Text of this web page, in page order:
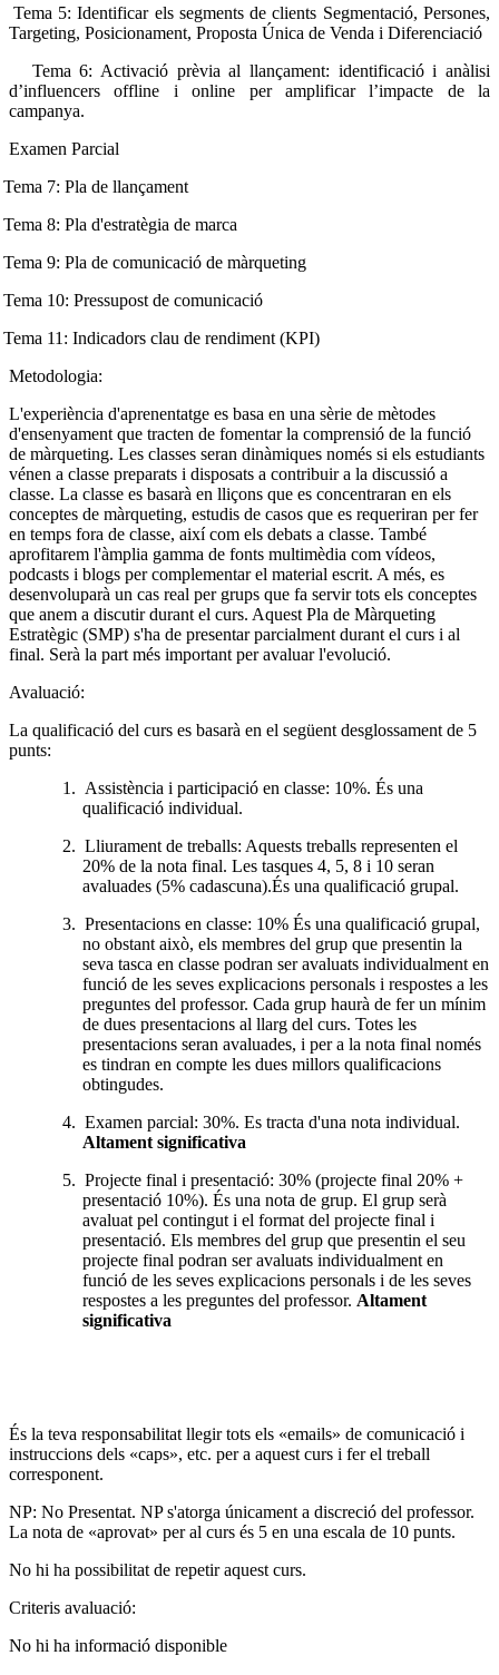
Tema 5: Identificar els segments de clients Segmentació, Persones,
Targeting, Posicionament, Proposta Única de Venda i Diferenciació
Tema 6: Activació prèvia al llançament: identificació i anàlisi
d’influencers offline i online per amplificar l’impacte de la
campanya.
Examen Parcial
Tema 7: Pla de llançament
Tema 8: Pla d'estratègia de marca
Tema 9: Pla de comunicació de màrqueting
Tema 10: Pressupost de comunicació
Tema 11: Indicadors clau de rendiment (KPI)
Metodologia:
L'experiència d'aprenentatge es basa en una sèrie de mètodes
d'ensenyament que tracten de fomentar la comprensió de la funció
de màrqueting. Les classes seran dinàmiques només si els estudiants
vénen a classe preparats i disposats a contribuir a la discussió a
classe. La classe es basarà en lliçons que es concentraran en els
conceptes de màrqueting, estudis de casos que es requeriran per fer
en temps fora de classe, així com els debats a classe. També
aprofitarem l'àmplia gamma de fonts multimèdia com vídeos,
podcasts i blogs per complementar el material escrit. A més, es
desenvoluparà un cas real per grups que fa servir tots els conceptes
que anem a discutir durant el curs. Aquest Pla de Màrqueting
Estratègic (SMP) s'ha de presentar parcialment durant el curs i al
final. Serà la part més important per avaluar l'evolució.
Avaluació:
La qualificació del curs es basarà en el següent desglossament de 5
punts:
1. Assistència i participació en classe: 10%. És una
qualificació individual.
2. Lliurament de treballs: Aquests treballs representen el
20% de la nota final. Les tasques 4, 5, 8 i 10 seran
avaluades (5% cadascuna).És una qualificació grupal.
3. Presentacions en classe: 10% És una qualificació grupal,
no obstant això, els membres del grup que presentin la
seva tasca en classe podran ser avaluats individualment en
funció de les seves explicacions personals i respostes a les
preguntes del professor. Cada grup haurà de fer un mínim
de dues presentacions al llarg del curs. Totes les
presentacions seran avaluades, i per a la nota final només
es tindran en compte les dues millors qualificacions
obtingudes.
4. Examen parcial: 30%. Es tracta d'una nota individual.
Altament significativa
5. Projecte final i presentació: 30% (projecte final 20% +
presentació 10%). És una nota de grup. El grup serà
avaluat pel contingut i el format del projecte final i
presentació. Els membres del grup que presentin el seu
projecte final podran ser avaluats individualment en
funció de les seves explicacions personals i de les seves
respostes a les preguntes del professor.Altament
significativa
És la teva responsabilitat llegir tots els «emails» de comunicació i
instruccions dels «caps», etc. per a aquest curs i fer el treball
corresponent.
NP: No Presentat. NP s'atorga únicament a discreció del professor.
La nota de «aprovat» per al curs és 5 en una escala de 10 punts.
No hi ha possibilitat de repetir aquest curs.
Criteris avaluació:
No hi ha informació disponible